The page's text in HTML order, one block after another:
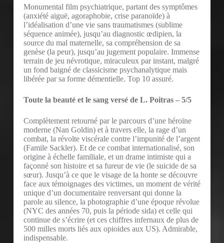
Monumental film psychiatrique, partant des symptômes
(anxiété aiguë, agoraphobie, crise paranoïde) à
l’idéalisation d’une vie sans traumatismes (sublime
séquence animée), jusqu’au diagnostic œdipien, la
source du mal maternelle, sa compréhension de sa
genèse (la peur), jusqu’au jugement populaire. Immense
terrain de jeu névrotique, miraculeux par instant, malgré
un fond baigné de classicisme psychanalytique mais
libérée par sa forme démentielle. Top 10 assuré.
Toute la beauté et le sang versé de L. Poitras – 5/5
Complètement retourné par le parcours d’une héroïne
moderne (Nan Goldin) et à travers elle, la rage d’un
combat, la révolte viscérale contre l’impunité de l’argent
(Famile Sackler). Et de ce combat internationalisé, son
origine à échelle familiale, et un drame intimiste qui a
façonné son histoire et sa fureur de vie (le suicide de sa
sœur). Jusqu’à ce que le visage de la honte se découvre
face aux témoignages des victimes, un moment de vérité
unique d’un documentaire renversant qui donne la
parole au silence, la photographie d’une époque révolue
(NYC des années 70, puis la période sida) et celle qui
continue de s’écrire (et ces chiffres infernaux de plus de
500 milles morts liés aux opioides aux US). Admirable,
indispensable.